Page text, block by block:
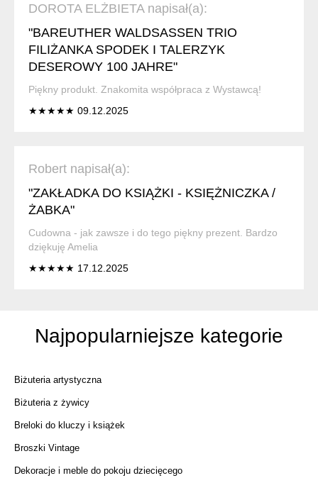
DOROTA ELŻBIETA napisał(a):
"BAREUTHER WALDSASSEN TRIO
FILIŻANKA SPODEK I TALERZYK
DESEROWY 100 JAHRE"
Piękny produkt. Znakomita współpraca z Wystawcą!
★★★★★ 09.12.2025
Robert napisał(a):
"ZAKŁADKA DO KSIĄŻKI - KSIĘŻNICZKA /
ŻABKA"
Cudowna - jak zawsze i do tego piękny prezent. Bardzo
dziękuję Amelia
★★★★★ 17.12.2025
Najpopularniejsze kategorie
Biżuteria artystyczna
Biżuteria z żywicy
Breloki do kluczy i książek
Broszki Vintage
Dekoracje i meble do pokoju dziecięcego